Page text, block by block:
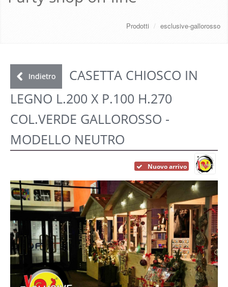
GALLERY
NEWS
CONTATTI
FAQs
LOGIN
REGISTRATI
Prodotti / esclusive-gallorosso
Indietro
CASETTA CHIOSCO IN
LEGNO L.200 X P.100 H.270
COL.VERDE GALLOROSSO -
MODELLO NEUTRO
Nuovo arrivo